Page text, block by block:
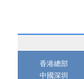
香港總部
中國深圳